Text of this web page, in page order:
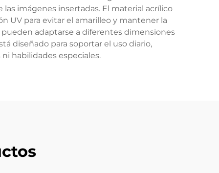
imágenes insertadas. El material acrílico
UV para evitar el amarilleo y mantener la
adaptarse a diferentes dimensiones
diseñado para soportar el uso diario,
habilidades especiales.